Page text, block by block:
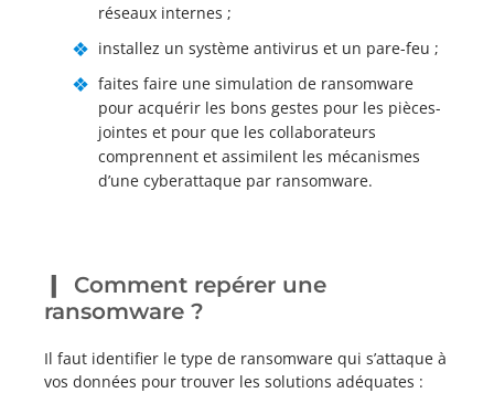
réseaux internes ;
installez un système antivirus et un pare-feu ;
faites faire une simulation de ransomware
pour acquérir les bons gestes pour les pièces-
jointes et pour que les collaborateurs
comprennent et assimilent les mécanismes
d’une cyberattaque par ransomware.
Comment repérer une
ransomware ?
Il faut identifier le type de ransomware qui s’attaque à
vos données pour trouver les solutions adéquates :